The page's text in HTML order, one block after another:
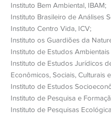
Instituto Bem Ambiental, IBAM;
Instituto Brasileiro de Análises
Instituto Centro Vida, ICV;
Instituto os Guardiões da
Instituto de Estudos
Instituto de Estudos Jurídicos
Econômicos, Sociais, Culturais
Instituto de Estudos
Instituto de Pesquisa e
Instituto de Pesquisas